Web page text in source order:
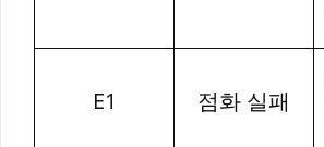
E1 점화 실패